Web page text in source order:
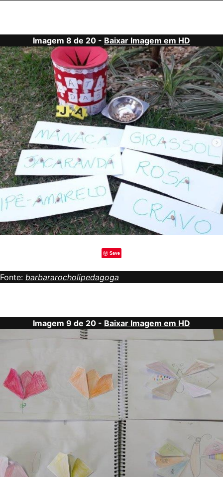
Imagem 8 de 20 - Baixar Imagem em HD
Save
Fonte: barbararocholipedagoga
Imagem 9 de 20 - Baixar Imagem em HD